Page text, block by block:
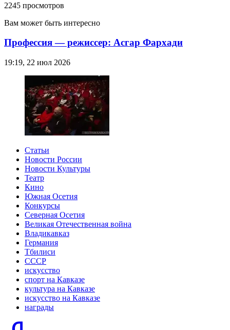
2245 просмотров
Вам может быть интересно
Профессия — режиссер: Асгар Фархади
19:19, 22 июл 2026
Статьи
Новости России
Новости Культуры
Театр
Кино
Южная Осетия
Конкурсы
Северная Осетия
Великая Отечественная война
Владикавказ
Германия
Тбилиси
СССР
искусство
спорт на Кавказе
культура на Кавказе
искусство на Кавказе
награды